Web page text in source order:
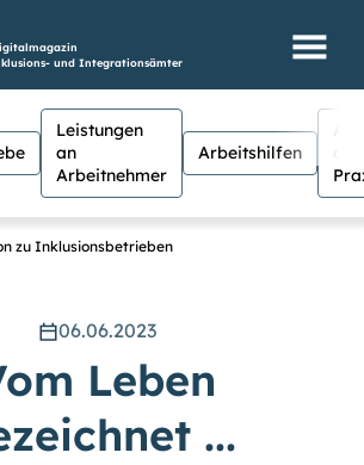
und Integrationsämter
Leistungen
an
Arbeitnehmer
Arbeitshilfen
mit Sehschwäche
hier die Möglichkeit, den
zu Inklusionsbetrieben
06.06.2023
Leben
...